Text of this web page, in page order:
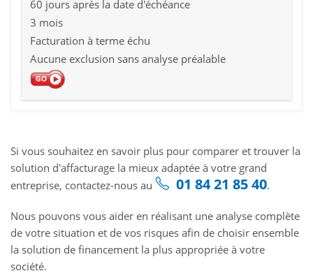
60 jours après la date d'échéance
3 mois
Facturation à terme échu
Aucune exclusion sans analyse préalable
Si vous souhaitez en savoir plus pour comparer et trouver la
solution d'affacturage la mieux adaptée à votre grand
entreprise, contactez-nous​ au
01 84 21 85 40.
Nous pouvons vous aider en réalisant une analyse complète
de votre situation et de vos risques afin de choisir ensemble
la solution de financement la plus appropriée à votre
société.